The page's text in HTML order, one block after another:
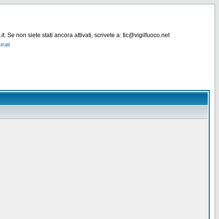
Se non siete stati ancora attivati, scrivete a: tlc@vigilfuoco.net